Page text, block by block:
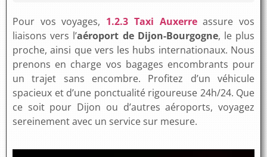
Pour vos voyages, 1.2.3 Taxi Auxerreassure vos
liaisons vers l’aéroport de Dijon-Bourgogne, le plus
proche, ainsi que vers les hubs internationaux. Nous
prenons en charge vos bagages encombrants pour
un trajet sans encombre. Profitez d’un véhicule
spacieux et d’une ponctualité rigoureuse 24h/24. Que
ce soit pour Dijon ou d’autres aéroports, voyagez
sereinement avec un service sur mesure.